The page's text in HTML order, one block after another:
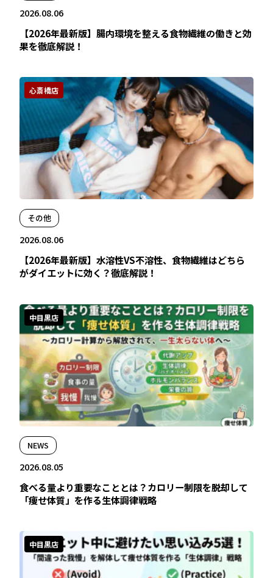
2026.08.06
【2026年最新版】腸内環境を整える食物繊維の働きと効
果を徹底解説！
心斎橋店
その他
2026.08.06
【2026年最新版】水溶性VS不溶性、食物繊維はどちら
がダイエットに効く？徹底解説！
中目黒店
NEWS
2026.08.05
食べる量より重要なこととは？カロリー制限を脱却して
「痩せ体質」を作る生体調律戦略
中目黒店